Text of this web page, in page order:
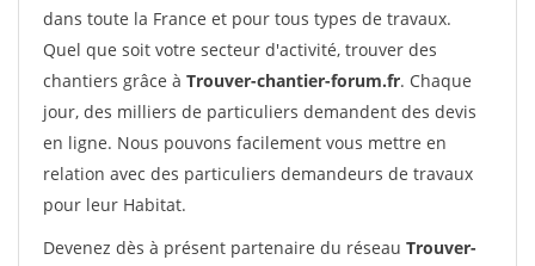
dans toute la France et pour tous types de travaux.
Quel que soit votre secteur d'activité, trouver des
chantiers grâce à Trouver-chantier-forum.fr. Chaque
jour, des milliers de particuliers demandent des devis
en ligne. Nous pouvons facilement vous mettre en
relation avec des particuliers demandeurs de travaux
pour leur Habitat.
Devenez dès à présent partenaire du réseau Trouver-